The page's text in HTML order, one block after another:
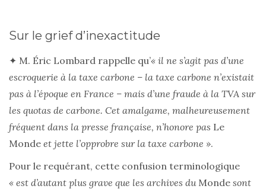
Sur le grief d’inexactitude
✦ M. Éric Lombard rappelle qu’« il ne s’agit pas d’une
escroquerie à la taxe carbone – la taxe carbone n’existait
pas à l’époque en France – mais d’une fraude à la TVA sur
les quotas de carbone. Cet amalgame, malheureusement
fréquent dans la presse française, n’honore pas Le
Monde et jette l’opprobre sur la taxe carbone ».
Pour le requérant, cette confusion terminologique
« est d’autant plus grave que les archives duMonde sont